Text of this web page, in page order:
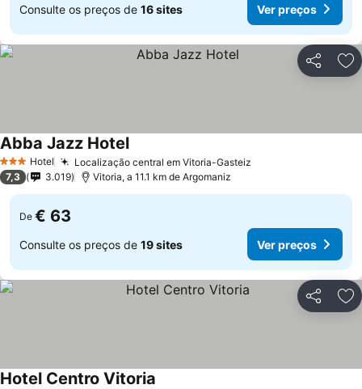
Consulte os preços de 16 sites Ver preços
Partilhar
3 EstrelasHotel Localização central em Vitoria-Gasteiz
Abba Jazz HotelVer preços
7,3 3.019 Vitoria, a 11.1 km de Argomaniz
De € 63
Consulte os preços de 19 sites Ver preços
Partilhar
Hotel Centro Vitoria